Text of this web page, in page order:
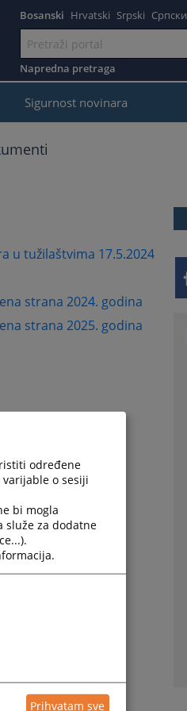
Bosanski Hrvatski Srpski Српски
Napredna pretraga
Sigurnost novinara
u tužilaštvima 17.5.2024
strana 2024. godina
strana 2025. godina
određene
o sesiji
bi mogla
služe za dodatne
Prihvatam sve